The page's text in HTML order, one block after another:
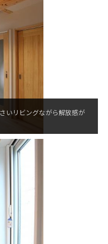
いリビングながら解放感が